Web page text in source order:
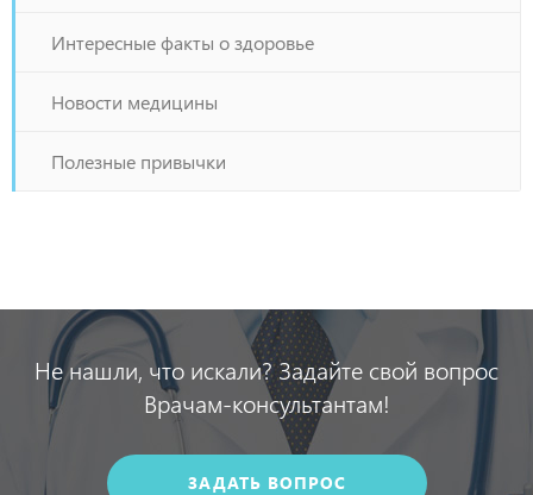
Интересные факты о здоровье
Новости медицины
Полезные привычки
Не нашли, что искали? Задайте свой вопрос
Врачам-консультантам!
ЗАДАТЬ ВОПРОС